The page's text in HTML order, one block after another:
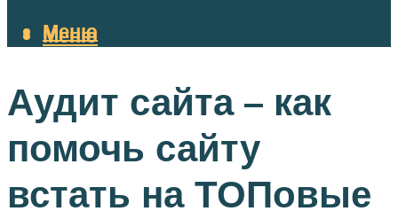
Меню
Меню
Аудит сайта – как
помочь сайту
встать на ТОПовые